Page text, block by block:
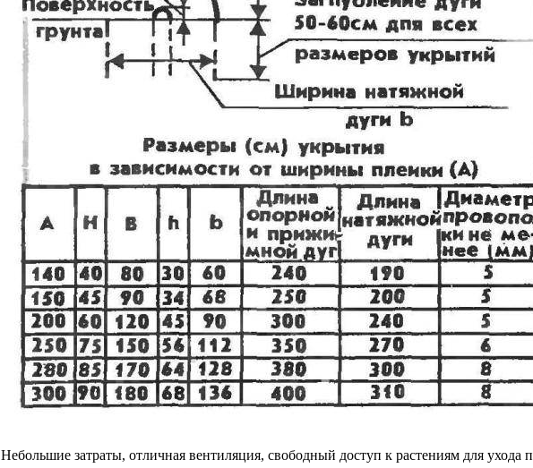
Небольшие затраты, отличная вентиляция, свободный доступ к растениям для ухода